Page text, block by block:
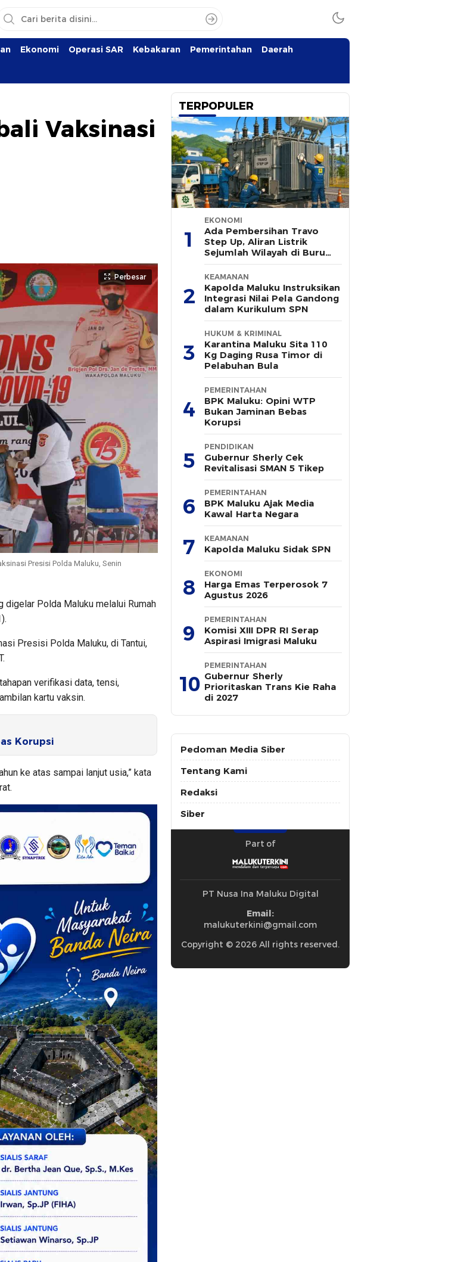
Ekonomi Operasi SAR Kebakaran Pemerintahan Daerah
Vaksinasi
Perbesar
Presisi Polda Maluku, Senin
digelar Polda Maluku melalui Rumah
Presisi Polda Maluku, di Tantui,
verifikasi data, tensi,
kartu vaksin.
Korupsi
ke atas sampai lanjut usia,” kata
TERPOPULER
1
EKONOMI
Ada Pembersihan Travo
Step Up, Aliran Listrik
Sejumlah Wilayah di Buru
Padam Sementara
2
KEAMANAN
Kapolda Maluku Instruksikan
Integrasi Nilai Pela Gandong
dalam Kurikulum SPN
3
HUKUM & KRIMINAL
Karantina Maluku Sita 110
Kg Daging Rusa Timor di
Pelabuhan Bula
4
PEMERINTAHAN
BPK Maluku: Opini WTP
Bukan Jaminan Bebas
Korupsi
5
PENDIDIKAN
Gubernur Sherly Cek
Revitalisasi SMAN 5 Tikep
6
PEMERINTAHAN
BPK Maluku Ajak Media
Kawal Harta Negara
7 KEAMANAN
Kapolda Maluku Sidak SPN
8
EKONOMI
Harga Emas Terperosok 7
Agustus 2026
9
PEMERINTAHAN
Komisi XIII DPR RI Serap
Aspirasi Imigrasi Maluku
10
PEMERINTAHAN
Gubernur Sherly
Prioritaskan Trans Kie Raha
di 2027
Pedoman Media Siber
Tentang Kami
Redaksi
Siber
Part of
PT Nusa Ina Maluku Digital
Email:
malukuterkini@gmail.com
Copyright © 2026 All rights reserved.